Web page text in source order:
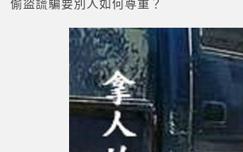
偷盜謊騙要別人如何尊重？